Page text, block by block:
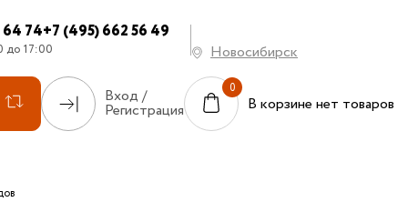
64 74+7 (495) 662 56 49
до 17:00 Новосибирск
Вход /
Регистрация В корзине нет товаров